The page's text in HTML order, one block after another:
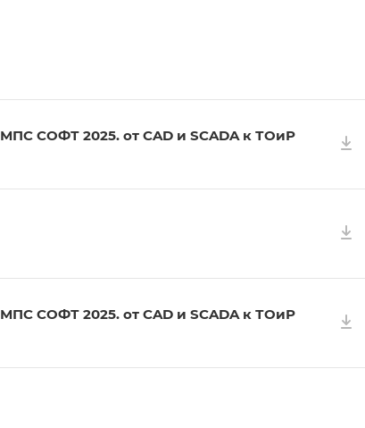
СОФТ 2025. от CAD и SCADA к ТОиР
СОФТ 2025. от CAD и SCADA к ТОиР